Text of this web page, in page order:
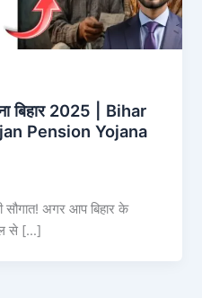
बिहार 2025 | Bihar
Pension Yojana
सौगात! अगर आप बिहार के
से […]